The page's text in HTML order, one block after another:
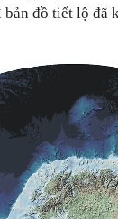
đồ tiết lộ đã